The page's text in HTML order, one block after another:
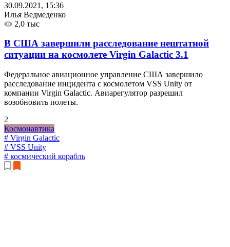
30.09.2021, 15:36
Илья Ведмеденко
2,0 тыс
В США завершили расследование нештатной
ситуации на космолете Virgin Galactic 3.1
Федеральное авиационное управление США завершило
расследование инцидента с космолетом VSS Unity от
компании Virgin Galactic. Авиарегулятор разрешил
возобновить полеты.
2
Космонавтика
# Virgin Galactic
# VSS Unity
# космический корабль